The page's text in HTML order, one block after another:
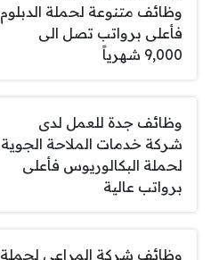
وظائف متنوعة لحملة الدبلوم
فأعلى برواتب تصل الى
9,000 شهرياً
وظائف جدة للعمل لدى
شركة خدمات الملاحة الجوية
لحملة البكالوريوس فأعلى
برواتب عالية
وظائف شركة المراعي لحملة